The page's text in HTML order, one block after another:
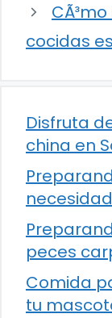
cocidas
Disfruta
china en
peces
Comida
tu